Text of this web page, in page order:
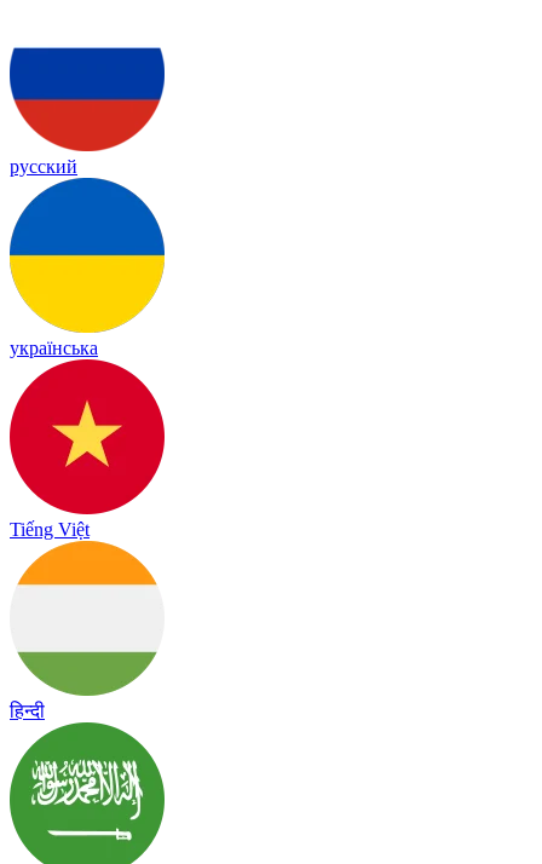
русский
українська
Tiếng Việt
हिन्दी